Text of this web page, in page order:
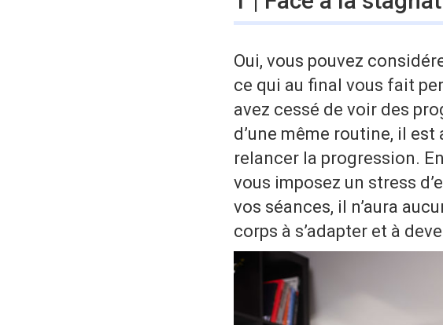
Oui, vous pouvez
ce qui au final vous fait
avez cessé de voir des
d’une même routine, il
relancer la progression.
vous imposez un stress
vos séances, il n’aura
corps à s’adapter et à